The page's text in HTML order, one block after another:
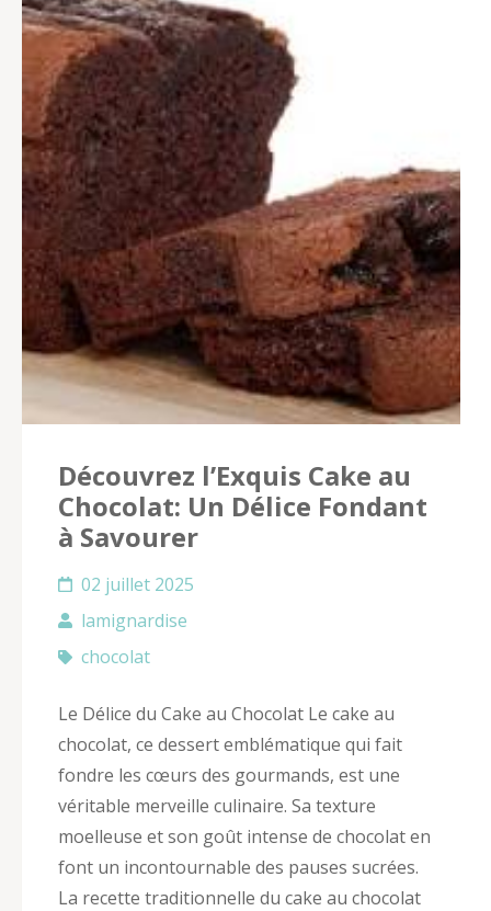
Découvrez l’Exquis Cake au
Chocolat: Un Délice Fondant
à Savourer
02 juillet 2025
lamignardise
chocolat
Le Délice du Cake au Chocolat Le cake au
chocolat, ce dessert emblématique qui fait
fondre les cœurs des gourmands, est une
véritable merveille culinaire. Sa texture
moelleuse et son goût intense de chocolat en
font un incontournable des pauses sucrées.
La recette traditionnelle du cake au chocolat